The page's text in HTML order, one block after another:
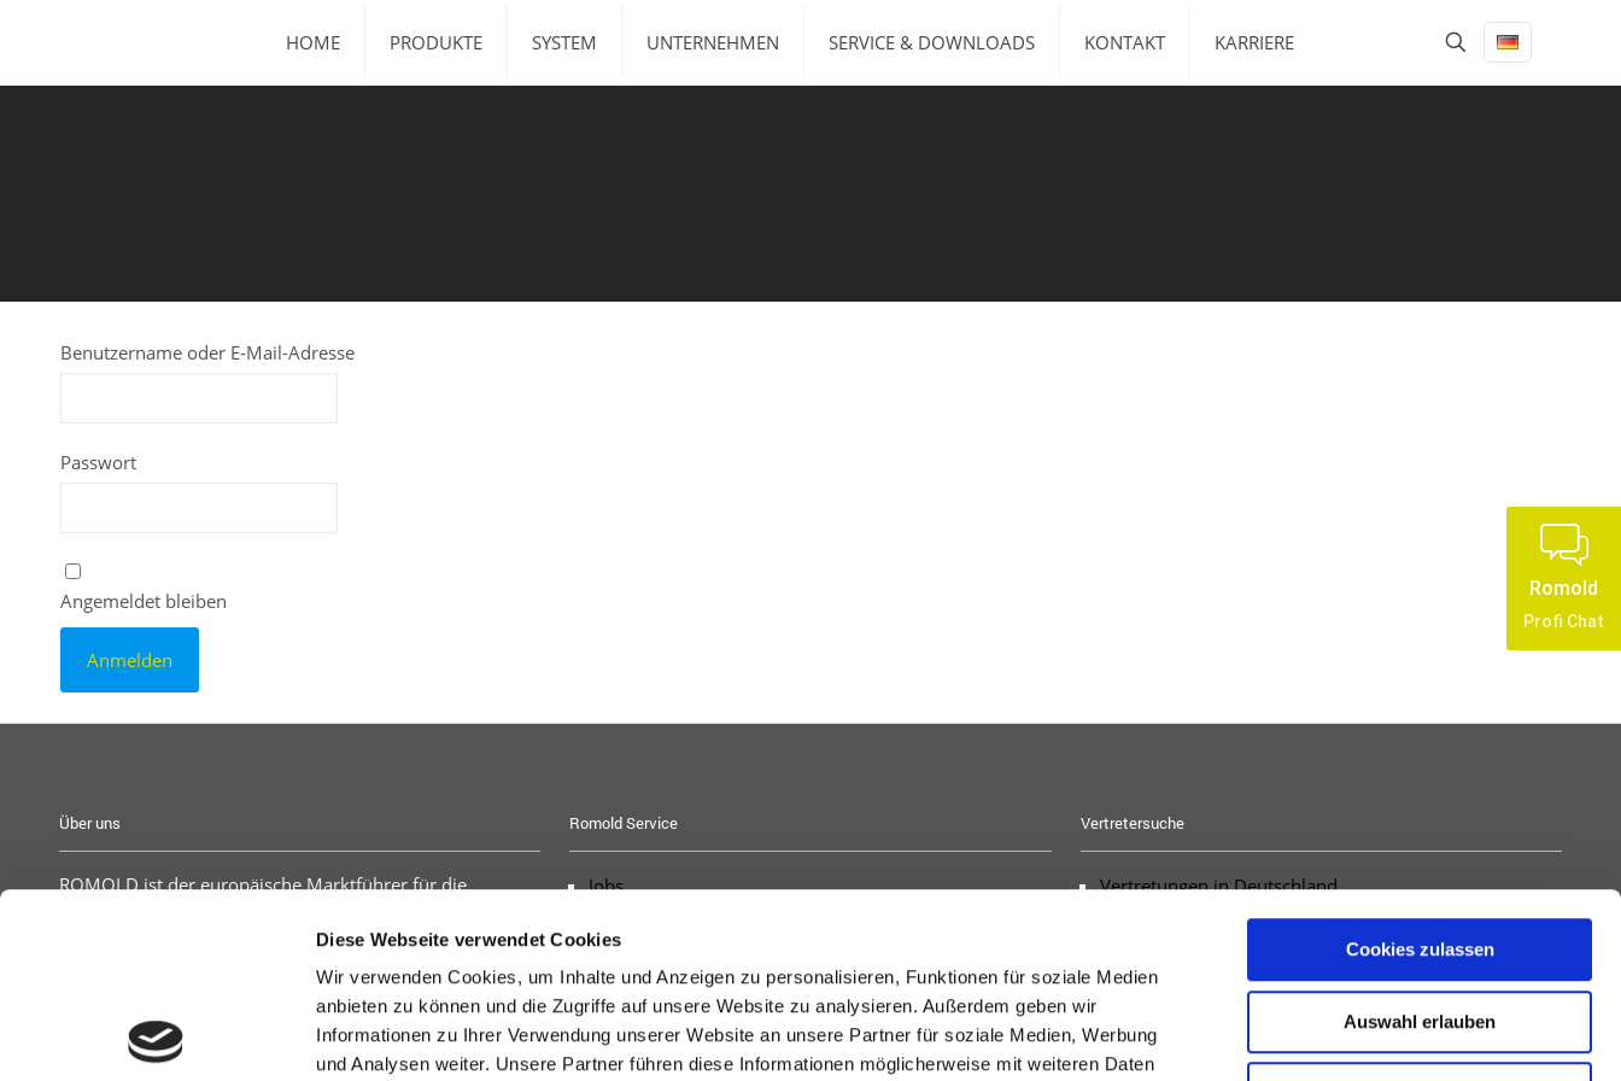
Diese Webseite verwendet Cookies
Wir verwenden Cookies, um Inhalte und Anzeigen zu personalisieren, Funktionen für soziale Medien
anbieten zu können und die Zugriffe auf unsere Website zu analysieren. Außerdem geben wir
Informationen zu Ihrer Verwendung unserer Website an unsere Partner für soziale Medien, Werbung
und Analysen weiter. Unsere Partner führen diese Informationen möglicherweise mit weiteren Daten
Cookies zulassen
Auswahl erlauben
Romold
Profi Chat
HOME PRODUKTE SYSTEM UNTERNEHMEN SERVICE & DOWNLOADS KONTAKT KARRIERE
Benutzername oder E-Mail-Adresse
Passwort
Angemeldet bleiben
Über uns
ROMOLD ist der europäische Marktführer für die
Kunststoff. Kunststoffschächte werden in der Kanalisation
in den Bereichen Wasserver- und entsorgung,
Straßenentwässerung, Kanalsanierung,
Druckentwässerung sowie im Bereich der Elektro und
Telekommunikation eingesetzt.
Romold Service
Jobs
Ausschreibungstexte
Baufragen
Kontakt
Downloads / Unterlagen
Vertretersuche
Vertretungen in Deutschland
PLZ Suche für Deutschland